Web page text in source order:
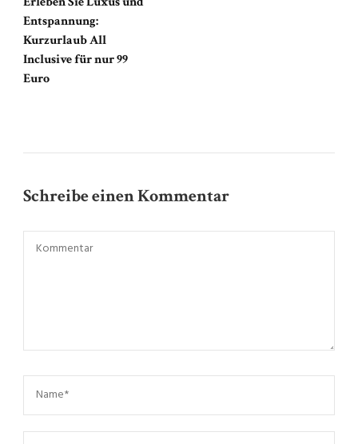
Entspannung:
Kurzurlaub All
Inclusive für nur 99
Euro
Schreibe einen Kommentar